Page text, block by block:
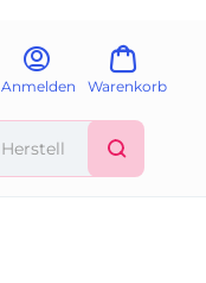
Anmelden Warenkorb